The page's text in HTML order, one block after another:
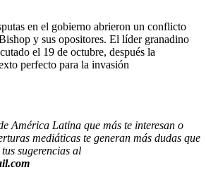
en el gobierno abrieron un conflicto
y sus opositores. El líder granadino
el 19 de octubre, después la
perfecto para la invasión
América Latina que más te interesan o
mediáticas te generan más dudas que
sugerencias al